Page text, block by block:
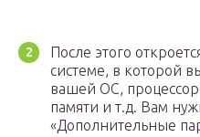
После этого
системе, в которой
вашей ОС,
памяти и т.д. Вам
«Дополнительные